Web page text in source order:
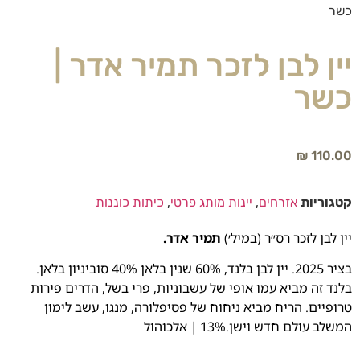
כשר
יין לבן לזכר תמיר אדר |
כשר
₪ 110.00
קטגוריות אזרחים, יינות מותג פרטי, כיתות כוננות
יין לבן לזכר רס״ר (במיל׳) תמיר אדר.
בציר 2025. יין לבן בלנד, 60% שנין בלאן 40% סוביניון בלאן.
בלנד זה מביא עמו אופי של עשבוניות, פרי בשל, הדרים פירות
טרופיים. הריח מביא ניחוח של פסיפלורה, מנגו, עשב לימון
המשלב עולם חדש וישן.13% | אלכוהול